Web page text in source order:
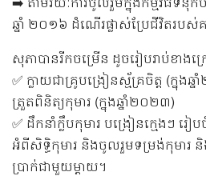
ឆ្នាំ ២០១៦ ដំណើរផ្លាស់ប្រែជីវិតរបស់
សុភាបានរីកចម្រើន ដូចរៀបរាប់ខាងក្
✅ ក្លាយជាគ្រូបង្រៀនស្ម័គ្រចិត្ត (ក្នុងឆ្
ត្រួតពិនិត្យកុមារ (ក្នុងឆ្នាំ២០២៣)
✅ ដឹកនាំក្លឹបកុមារ បង្រៀនក្មេងៗ រៀប
អំពីសិទ្ធិកុមារ និងចូលរួមទម្រង់កុមារ
ប្រាក់ជាមួយម្តាយ។